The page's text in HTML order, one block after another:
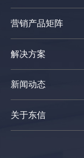
营销产品矩阵
解决方案
新闻动态
关于东信